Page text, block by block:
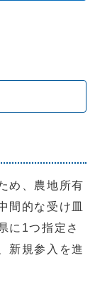
め、農地所有
間的な受け皿
に1つ指定さ
新規参入を進